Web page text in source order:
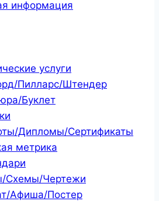
информация
услуги
Пилларс/Штендер
Буклет
Дипломы/Сертификаты
метрика
Схемы/Чертежи
Афиша/Постер